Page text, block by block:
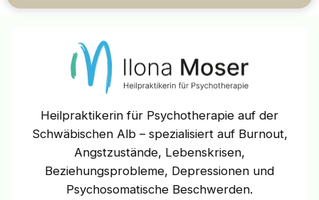
Heilpraktikerin für Psychotherapie auf der
Schwäbischen Alb – spezialisiert auf Burnout,
Angstzustände, Lebenskrisen,
Beziehungsprobleme, Depressionen und
Psychosomatische Beschwerden.